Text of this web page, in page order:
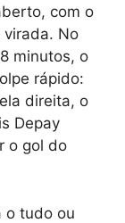
com o
virada. No
minutos, o
rápido:
direita, o
Depay
o gol do
o tudo ou